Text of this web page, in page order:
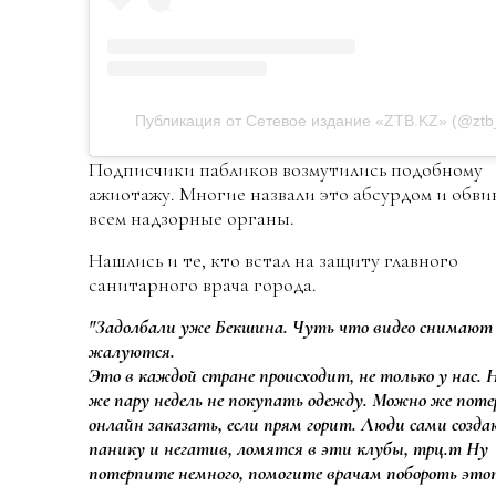
Публикация от Сетевое издание «ZTB.KZ»
Подписчики пабликов возмутились подобному
ажиотажу. Многие назвали это абсурдом и
всем надзорные органы.
Нашлись и те, кто встал на защиту главного
санитарного врача города.
"Задолбали уже Бекшина. Чуть что видео снимают
жалуются.
Это в каждой стране происходит, не только у нас.
же пару недель не покупать одежду. Можно же
онлайн заказать, если прям горит. Люди сами
панику и негатив, ломятся в эти клубы, трц.т Ну
потерпите немного, помогите врачам побороть